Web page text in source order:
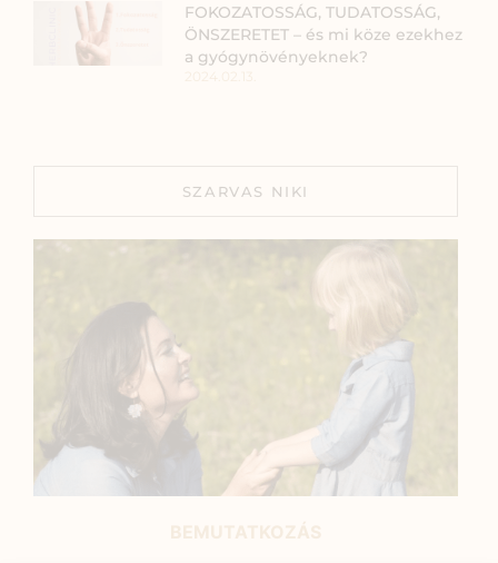
FOKOZATOSSÁG, TUDATOSSÁG,
ÖNSZERETET – és mi köze ezekhez
a gyógynövényeknek?
SZARVAS NIKI